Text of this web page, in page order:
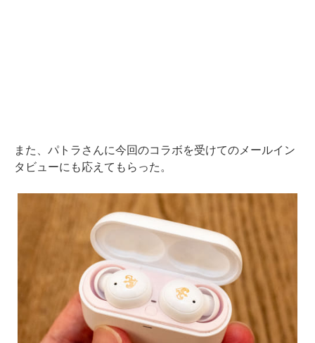
また、パトラさんに今回のコラボを受けてのメールイン
タビューにも応えてもらった。